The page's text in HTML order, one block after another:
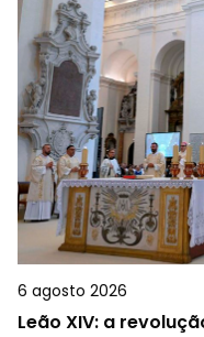
6 agosto 2026
Leão XIV: a